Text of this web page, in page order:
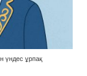
үндес ұрпақ